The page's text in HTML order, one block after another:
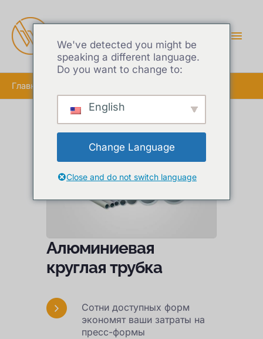
Главная
Алюминиевая
круглая трубка
Сотни доступных форм
экономят ваши затраты на
пресс-формы
We've detected you might be
speaking a different language.
Do you want to change to:
English
Change Language
Close and do not switch language